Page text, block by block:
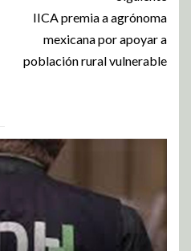
IICA premia a agrónoma
mexicana por apoyar a
población rural vulnerable